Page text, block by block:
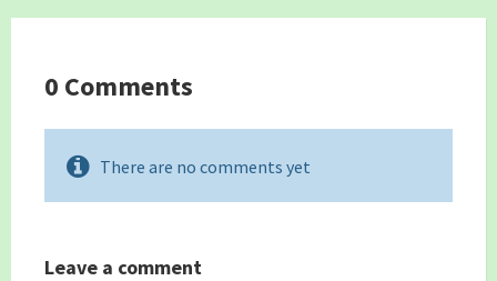
0 Comments
There are no comments yet
Leave a comment